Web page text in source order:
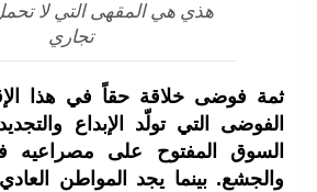
هذي هي المقهى التي لا
تجاري
ثمة فوضى خلاقة حقاً في هذا
الفوضى التي تولّد الإبداع
السوق المفتوح على مصراعيه
والجشع. بينما يجد المواطن